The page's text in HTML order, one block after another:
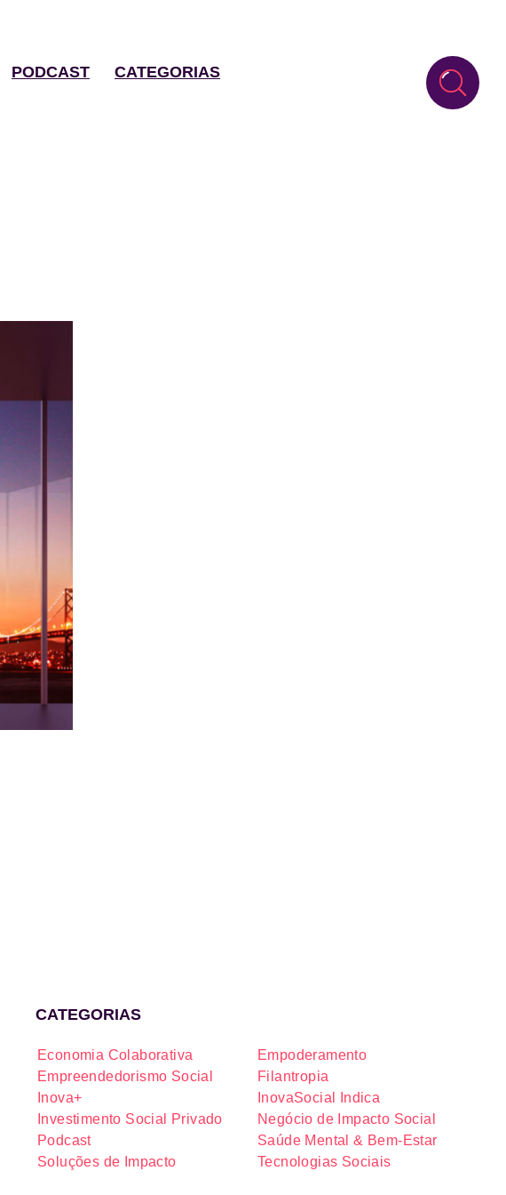
PODCAST CATEGORIAS
CATEGORIAS
Economia Colaborativa
Empoderamento
Empreendedorismo Social
Filantropia
Inova+
InovaSocial Indica
Investimento Social Privado
Negócio de Impacto Social
Podcast
Saúde Mental & Bem-Estar
Soluções de Impacto
Tecnologias Sociais